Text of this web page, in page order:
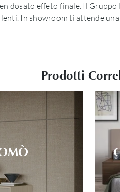
dosato effeto finale. Il
In showroom ti attende
Prodotti